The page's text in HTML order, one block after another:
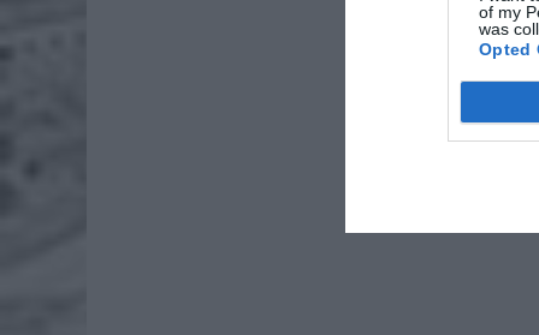
of my
was
Opted